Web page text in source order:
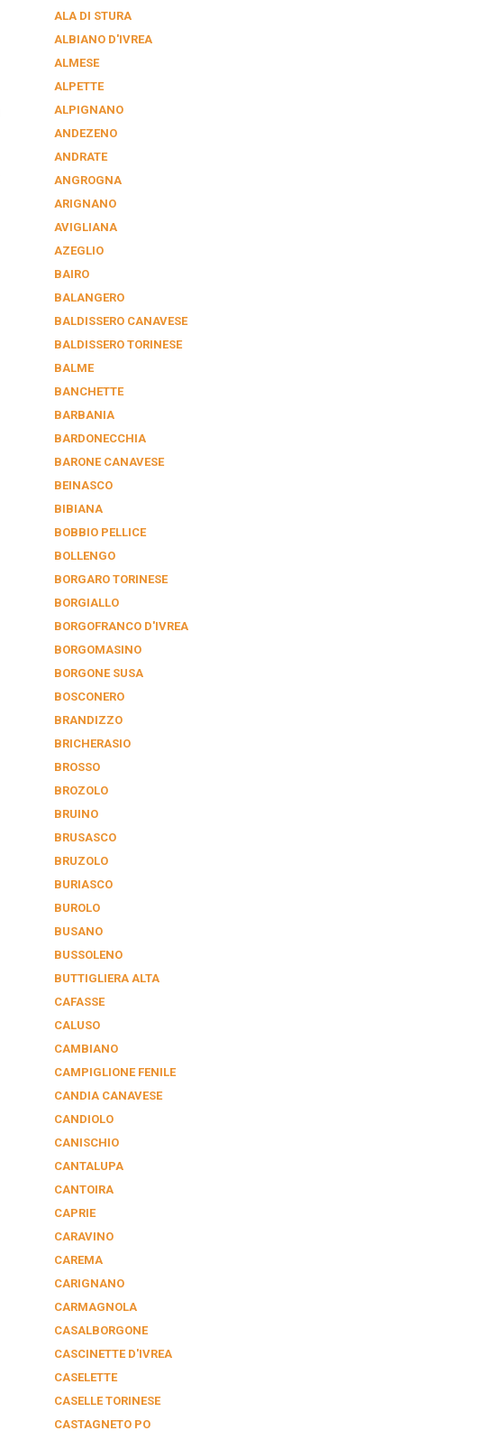
ALA DI STURA
ALBIANO D'IVREA
ALMESE
ALPETTE
ALPIGNANO
ANDEZENO
ANDRATE
ANGROGNA
ARIGNANO
AVIGLIANA
AZEGLIO
BAIRO
BALANGERO
BALDISSERO CANAVESE
BALDISSERO TORINESE
BALME
BANCHETTE
BARBANIA
BARDONECCHIA
BARONE CANAVESE
BEINASCO
BIBIANA
BOBBIO PELLICE
BOLLENGO
BORGARO TORINESE
BORGIALLO
BORGOFRANCO D'IVREA
BORGOMASINO
BORGONE SUSA
BOSCONERO
BRANDIZZO
BRICHERASIO
BROSSO
BROZOLO
BRUINO
BRUSASCO
BRUZOLO
BURIASCO
BUROLO
BUSANO
BUSSOLENO
BUTTIGLIERA ALTA
CAFASSE
CALUSO
CAMBIANO
CAMPIGLIONE FENILE
CANDIA CANAVESE
CANDIOLO
CANISCHIO
CANTALUPA
CANTOIRA
CAPRIE
CARAVINO
CAREMA
CARIGNANO
CARMAGNOLA
CASALBORGONE
CASCINETTE D'IVREA
CASELETTE
CASELLE TORINESE
CASTAGNETO PO